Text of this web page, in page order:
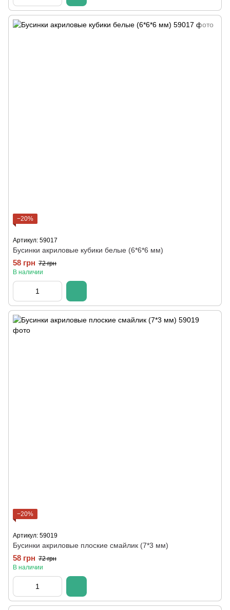
−20%
Артикул: 59017
Бусинки акриловые кубики белые (6*6*6 мм)
58 грн 72 грн
В наличии
−20%
Артикул: 59019
Бусинки акриловые плоские смайлик (7*3 мм)
58 грн 72 грн
В наличии